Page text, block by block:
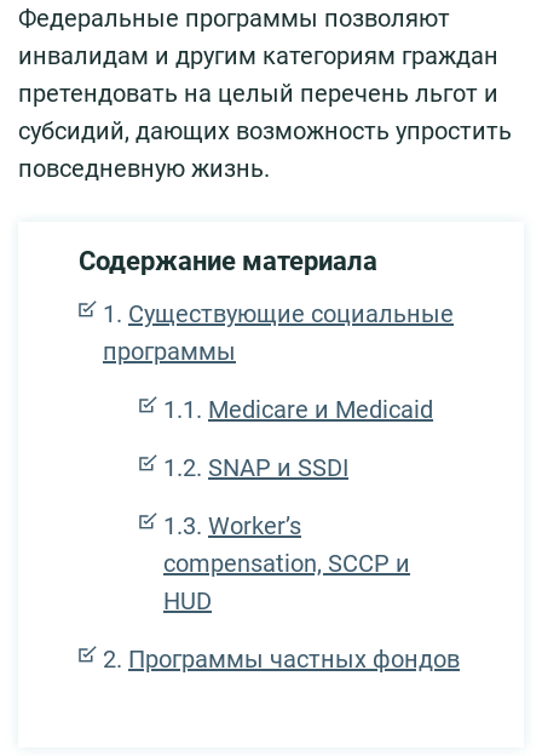
Федеральные программы позволяют
инвалидам и другим категориям граждан
претендовать на целый перечень льгот и
субсидий, дающих возможность упростить
повседневную жизнь.
Содержание материала
Существующие социальные
программы
Medicare и Medicaid
SNAP и SSDI
Worker’s
compensation, SCCP и
HUD
Программы частных фондов